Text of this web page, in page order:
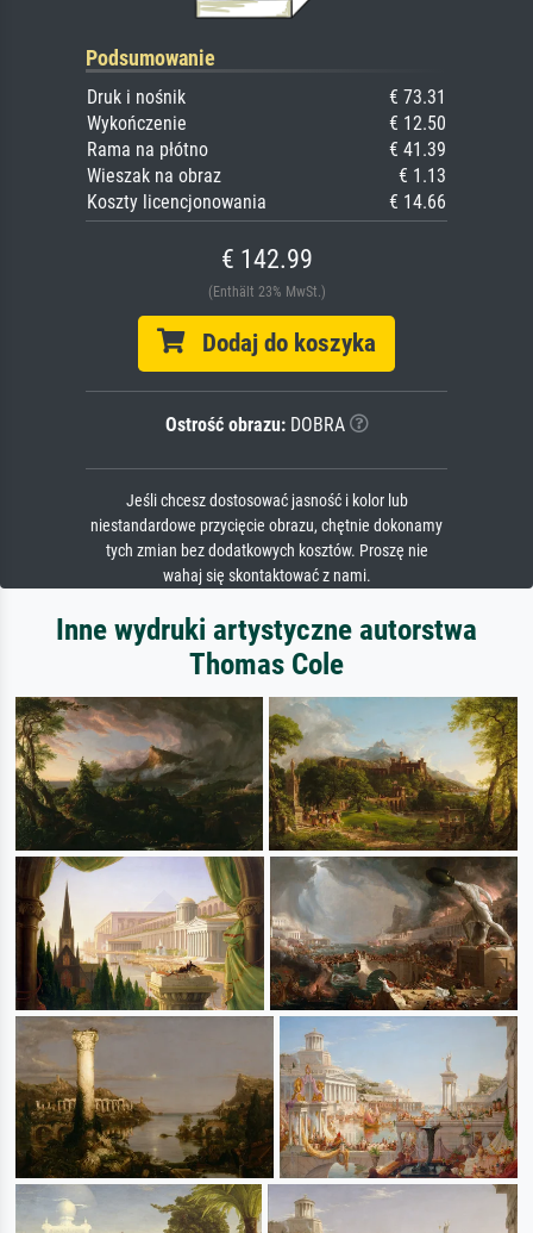
Podsumowanie
Druk i nośnik
€ 73.31
Wykończenie
€ 12.50
Rama na płótno
€ 41.39
Wieszak na obraz
€ 1.13
Koszty licencjonowania
€ 14.66
€ 142.99
(Enthält 23% MwSt.)
Dodaj do koszyka
Ostrość obrazu:DOBRA
Jeśli chcesz dostosować jasność i kolor lub
niestandardowe przycięcie obrazu, chętnie dokonamy
tych zmian bez dodatkowych kosztów. Proszę nie
wahaj się skontaktować z nami.
Inne wydruki artystyczne autorstwa
Thomas Cole